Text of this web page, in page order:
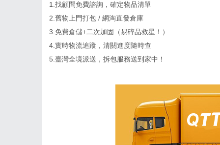
1. 找顧問免費諮詢，確定物品清單
2. 舊物上門打包 / 網淘直發倉庫
3. 免費倉儲+二次加固（易碎品救星！）
4. 實時物流追蹤，清關進度隨時查
5. 臺灣全境派送，拆包服務送到家中！